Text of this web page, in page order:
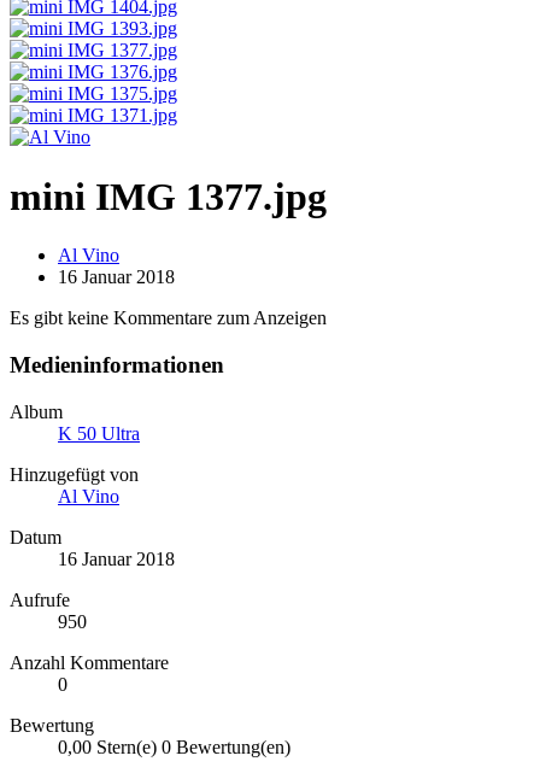
mini IMG 1377.jpg
Al Vino
16 Januar 2018
Es gibt keine Kommentare zum Anzeigen
Medieninformationen
Album
K 50 Ultra
Hinzugefügt von
Al Vino
Datum
16 Januar 2018
Aufrufe
950
Anzahl Kommentare
0
Bewertung
0,00 Stern(e) 0 Bewertung(en)